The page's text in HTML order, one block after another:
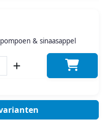
& sinaasappel